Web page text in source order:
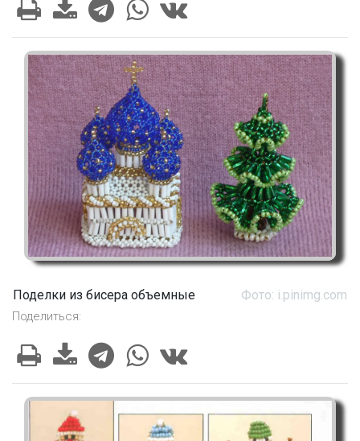
Поделки из бисера объемные Фото: i.pinimg.com
Поделиться: